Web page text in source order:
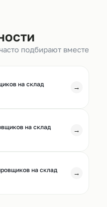
подбирают вместе
на склад
→
на склад
→
на склад
→